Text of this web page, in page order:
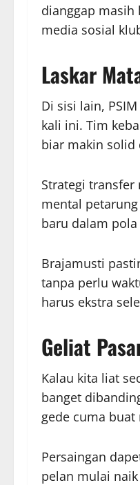
dianggap masih
media sosial
Laskar
Di sisi lain,
kali ini. Tim
biar makin solid
Strategi
mental
baru dalam
Brajamusti
tanpa perlu
harus ekstra
Geliat
Kalau kita liat
banget
gede cuma
Persaingan
pelan mulai